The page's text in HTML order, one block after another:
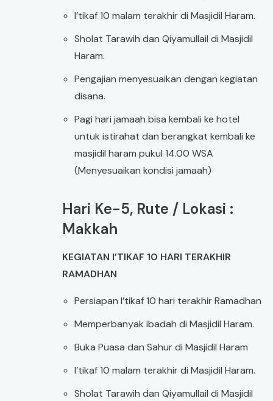
I’tikaf 10 malam terakhir di Masjidil Haram.
Sholat Tarawih dan Qiyamullail di Masjidil
Haram.
Pengajian menyesuaikan dengan kegiatan
disana.
Pagi hari jamaah bisa kembali ke hotel
untuk istirahat dan berangkat kembali ke
masjidil haram pukul 14.00 WSA
(Menyesuaikan kondisi jamaah)
Hari Ke-5, Rute / Lokasi :
Makkah
KEGIATAN I’TIKAF 10 HARI TERAKHIR
RAMADHAN
Persiapan I’tikaf 10 hari terakhir Ramadhan
Memperbanyak ibadah di Masjidil Haram.
Buka Puasa dan Sahur di Masjidil Haram
I’tikaf 10 malam terakhir di Masjidil Haram.
Sholat Tarawih dan Qiyamullail di Masjidil